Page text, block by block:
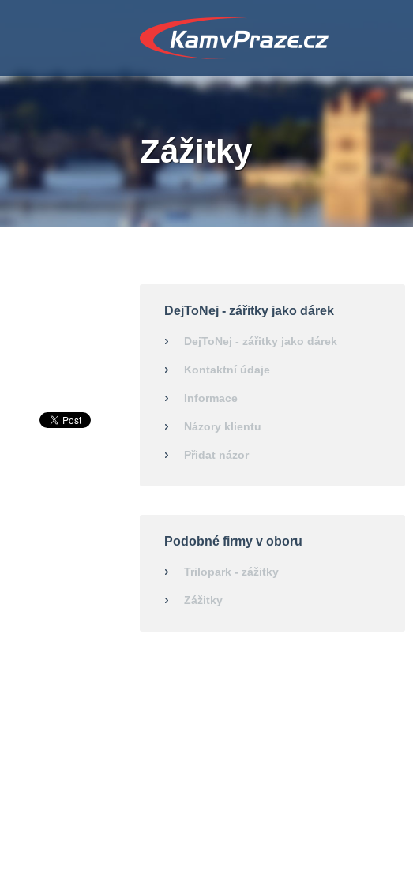
Zážitky
DejToNej - zářitky jako dárek
DejToNej - zářitky jako dárek
Kontaktní údaje
Informace
Názory klientu
Přidat názor
Podobné firmy v oboru
Trilopark - zážitky
Zážitky